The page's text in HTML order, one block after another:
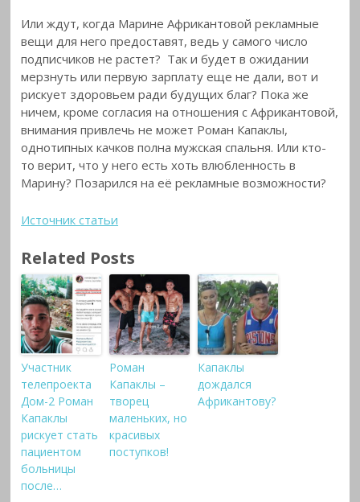
Или ждут, когда Марине Африкантовой рекламные
вещи для него предоставят, ведь у самого число
подписчиков не растет? Так и будет в ожидании
мерзнуть или первую зарплату еще не дали, вот и
рискует здоровьем ради будущих благ? Пока же
ничем, кроме согласия на отношения с Африкантовой,
внимания привлечь не может Роман Капаклы,
однотипных качков полна мужская спальня. Или кто-
то верит, что у него есть хоть влюбленность в
Марину? Позарился на её рекламные возможности?
Источник статьи
Related Posts
Участник
телепроекта
Дом-2 Роман
Капаклы
рискует стать
пациентом
больницы
после…
Роман
Капаклы –
творец
маленьких, но
красивых
поступков!
Капаклы
дождался
Африкантову?